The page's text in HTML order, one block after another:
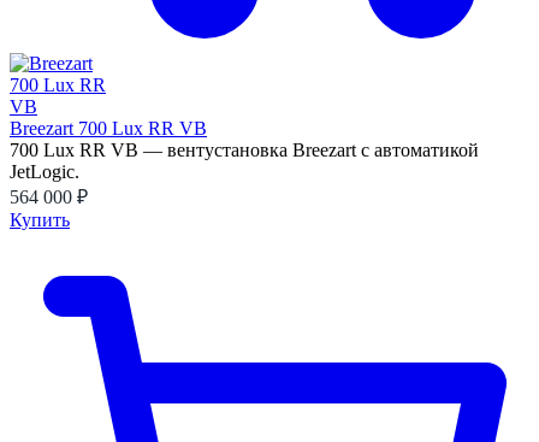
Breezart 700 Lux RR VB
700 Lux RR VB — вентустановка Breezart с автоматикой
JetLogic.
564 000 ₽
Купить